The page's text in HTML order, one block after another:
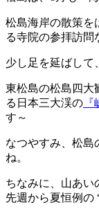
松島海岸の散策を
る寺院の参拝訪問
少し足を延ばして、
東松島の松島四大
る日本三大渓の
す～
なつやすみ、松島
ね。
ちなみに、山あい
先週から夏恒例の